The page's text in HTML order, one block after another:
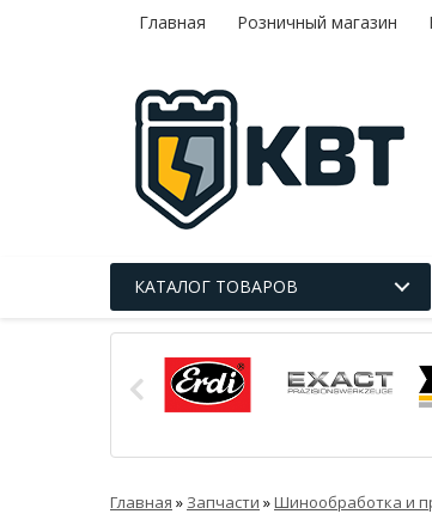
Главная Розничный магазин
КАТАЛОГ ТОВАРОВ
Главная » Запчасти »Шинообработка и